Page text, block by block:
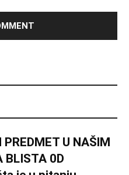
U NAŠlM
BLISTA 0D